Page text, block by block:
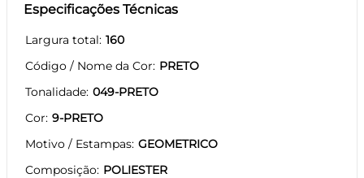
Especificações Técnicas
Largura total 160
Código / Nome da Cor PRETO
Tonalidade 049-PRETO
Cor 9-PRETO
Motivo / Estampas GEOMETRICO
Composição POLIESTER